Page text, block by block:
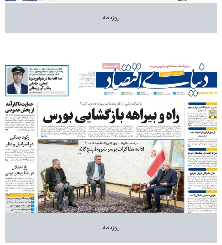
روزنامه
روزنامه